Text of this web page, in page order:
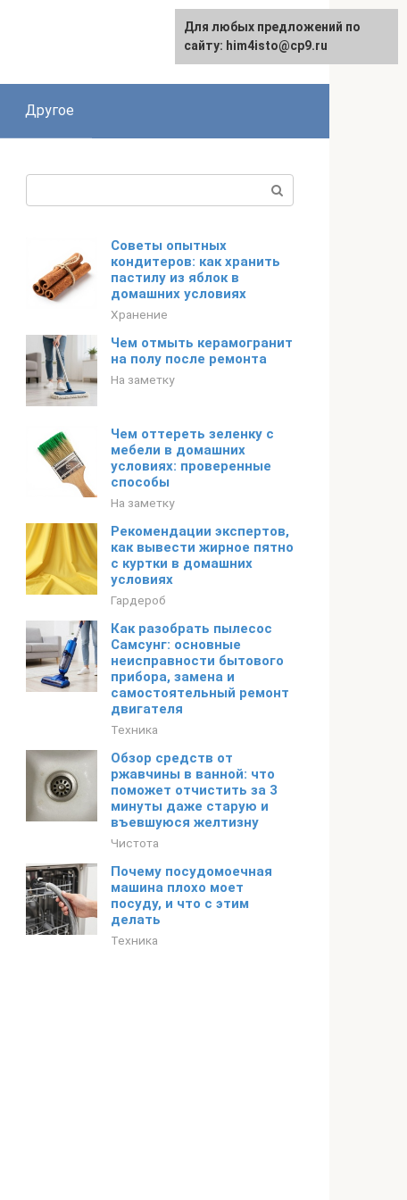
Другое
Советы опытных
кондитеров: как хранить
пастилу из яблок в
домашних условиях
Хранение
Чем отмыть керамогранит
на полу после ремонта
На заметку
Чем оттереть зеленку с
мебели в домашних
условиях: проверенные
способы
На заметку
Рекомендации экспертов,
как вывести жирное пятно
с куртки в домашних
условиях
Гардероб
Как разобрать пылесос
Самсунг: основные
неисправности бытового
прибора, замена и
самостоятельный ремонт
двигателя
Техника
Обзор средств от
ржавчины в ванной: что
поможет отчистить за 3
минуты даже старую и
въевшуюся желтизну
Чистота
Почему посудомоечная
машина плохо моет
посуду, и что с этим
делать
Техника
Для любых предложений по
сайту: him4isto@cp9.ru